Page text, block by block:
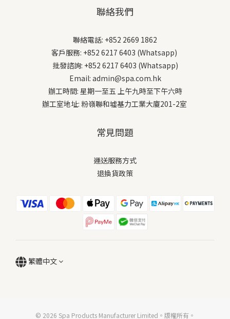
聯絡我們
聯絡電話: +852 2669 1862
客戶服務: +852 6217 6403 (Whatsapp)
批發諮詢: +852 6217 6403 (Whatsapp)
Email: admin@spa.com.hk
辦工時間: 星期一至五 上午九時至下午六時
辦工室地址: 粉嶺聯和墟基力工業大廈201-2室
常見問題
運送服務方式
退換貨政策
繁體中文
© 2026 Spa Products Manufacturer Limited。版權所有。